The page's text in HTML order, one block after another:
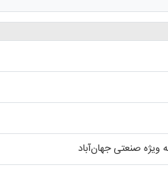
ویژه صنعتی جهان‌آباد